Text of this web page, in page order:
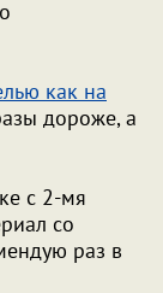
как на
дороже, а
с 2-мя
со
раз в